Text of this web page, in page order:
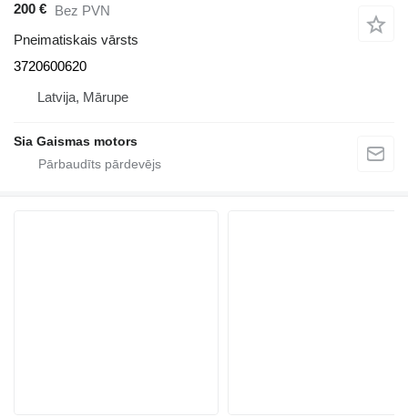
200 € Bez PVN
Pneimatiskais vārsts
3720600620
Latvija, Mārupe
Sia Gaismas motors